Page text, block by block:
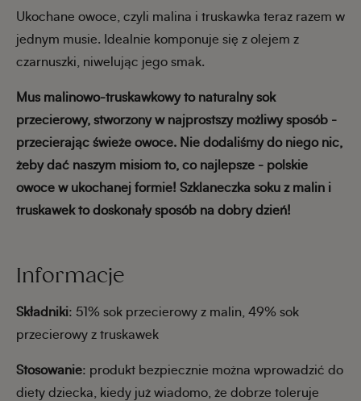
Ukochane owoce, czyli malina i truskawka teraz razem w
jednym musie. Idealnie komponuje się z olejem z
czarnuszki, niwelując jego smak.
Mus malinowo-truskawkowy to naturalny sok
przecierowy, stworzony w najprostszy możliwy sposób -
przecierając świeże owoce. Nie dodaliśmy do niego nic,
żeby dać naszym misiom to, co najlepsze - polskie
owoce w ukochanej formie! Szklaneczka soku z malin i
truskawek to doskonały sposób na dobry dzień!
Informacje
Składniki: 51% sok przecierowy z malin, 49% sok
przecierowy z truskawek
Stosowanie: produkt bezpiecznie można wprowadzić do
diety dziecka, kiedy już wiadomo, że dobrze toleruje